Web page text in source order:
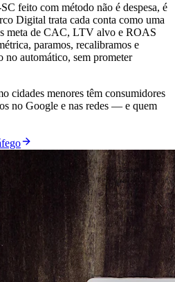
feito com método não é despesa, é
Digital trata cada conta como uma
meta de CAC, LTV alvo e ROAS
paramos, recalibramos e
no automático, sem prometer
cidades menores têm consumidores
no Google e nas redes — e quem